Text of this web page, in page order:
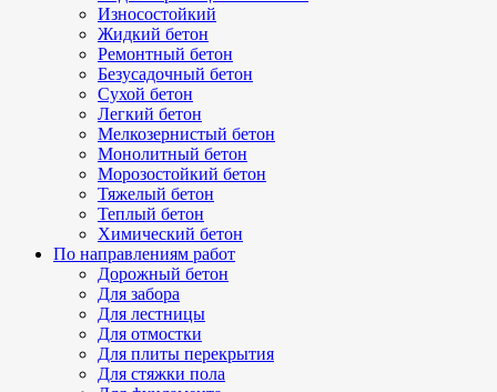
Износостойкий
Жидкий бетон
Ремонтный бетон
Безусадочный бетон
Сухой бетон
Легкий бетон
Мелкозернистый бетон
Монолитный бетон
Морозостойкий бетон
Тяжелый бетон
Теплый бетон
Химический бетон
По направлениям работ
Дорожный бетон
Для забора
Для лестницы
Для отмостки
Для плиты перекрытия
Для стяжки пола